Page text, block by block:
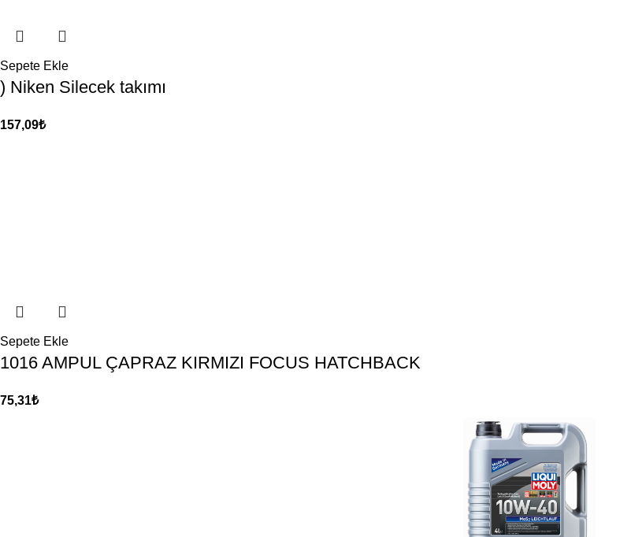
Sepete Ekle
) Niken Silecek takımı
157,09₺
Sepete Ekle
1016 AMPUL ÇAPRAZ KIRMIZI FOCUS HATCHBACK
75,31₺